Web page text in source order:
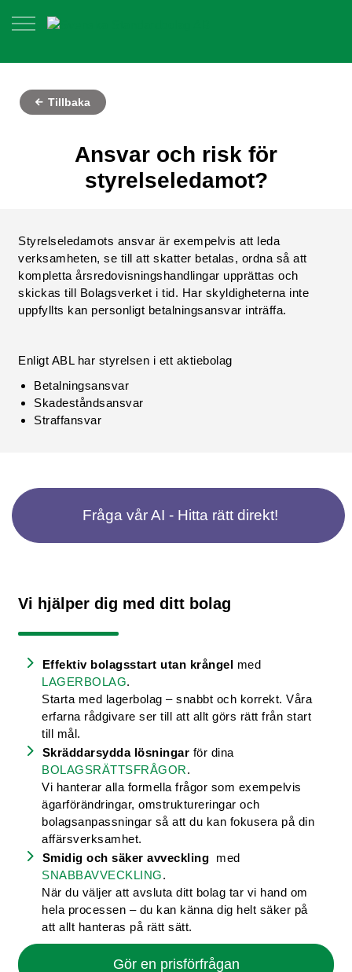
Tillbaka
Ansvar och risk för
styrelseledamot?
Styrelseledamots ansvar är exempelvis att leda
verksamheten, se till att skatter betalas, ordna så att
kompletta årsredovisningshandlingar upprättas och
skickas till Bolagsverket i tid. Har skyldigheterna inte
uppfyllts kan personligt betalningsansvar inträffa.
Enligt ABL har styrelsen i ett aktiebolag
Betalningsansvar
Skadeståndsansvar
Straffansvar
Fråga vår AI - Hitta rätt direkt!
Vi hjälper dig med ditt bolag
Effektiv bolagsstart utan krångel med
LAGERBOLAG.
Starta med lagerbolag – snabbt och korrekt. Våra
erfarna rådgivare ser till att allt görs rätt från start
till mål.
Skräddarsydda lösningar för dina
BOLAGSRÄTTSFRÅGOR.
Vi hanterar alla formella frågor som exempelvis
ägarförändringar, omstruktureringar och
bolagsanpassningar så att du kan fokusera på din
affärsverksamhet.
Smidig och säker avveckling med
SNABBAVVECKLING.
När du väljer att avsluta ditt bolag tar vi hand om
hela processen – du kan känna dig helt säker på
att allt hanteras på rätt sätt.
Gör en prisförfrågan